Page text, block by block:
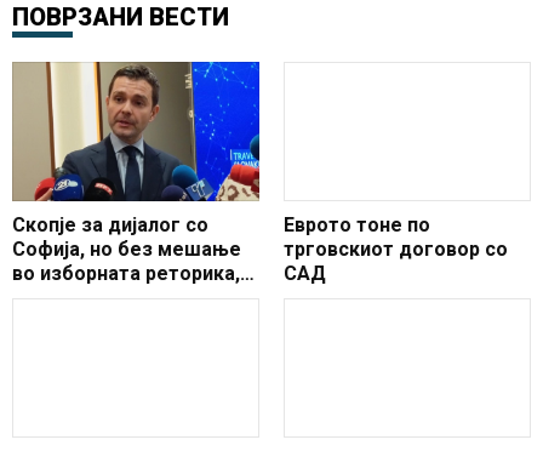
ПОВРЗАНИ ВЕСТИ
Скопје за дијалог со
Софија, но без мешање
во изборната реторика,
истакна Муцунски
Еврото тоне по
трговскиот договор со
САД